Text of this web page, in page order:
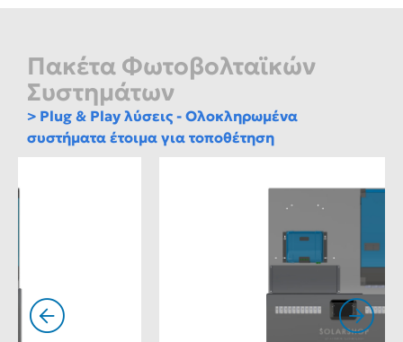
Πακέτα Φωτοβολταϊκών
Συστημάτων
> Plug & Play λύσεις - Ολοκληρωμένα
συστήματα έτοιμα για τοποθέτηση